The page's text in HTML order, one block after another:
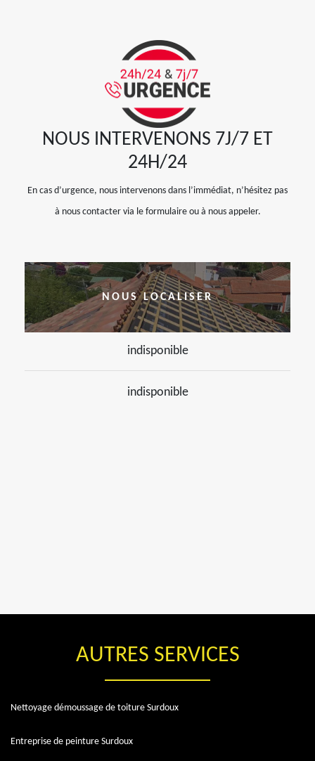
NOUS INTERVENONS 7J/7 ET
24H/24
En cas d’urgence, nous intervenons dans l’immédiat, n’hésitez pas
à nous contacter via le formulaire ou à nous appeler.
NOUS LOCALISER
indisponible
indisponible
AUTRES SERVICES
Nettoyage démoussage de toiture Surdoux
Entreprise de peinture Surdoux